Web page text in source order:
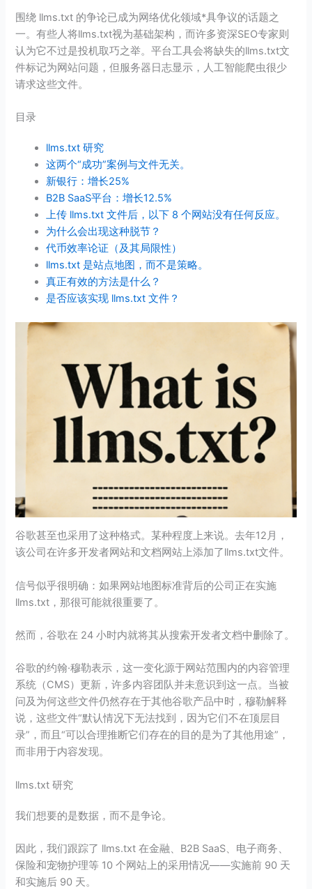
围绕 llms.txt 的争论已成为网络优化领域*具争议的话题之
一。有些人将llms.txt视为基础架构，而许多资深SEO专家则
认为它不过是投机取巧之举。平台工具会将缺失的llms.txt文
件标记为网站问题，但服务器日志显示，人工智能爬虫很少
请求这些文件。
目录
llms.txt 研究
这两个“成功”案例与文件无关。
新银行：增长25%
B2B SaaS平台：增长12.5%
上传 llms.txt 文件后，以下 8 个网站没有任何反应。
为什么会出现这种脱节？
代币效率论证（及其局限性）
llms.txt 是站点地图，而不是策略。
真正有效的方法是什么？
是否应该实现 llms.txt 文件？
谷歌甚至也采用了这种格式。某种程度上来说。去年12月，
该公司在许多开发者网站和文档网站上添加了llms.txt文件。
信号似乎很明确：如果网站地图标准背后的公司正在实施
llms.txt，那很可能就很重要了。
然而，谷歌在 24 小时内就将其从搜索开发者文档中删除了。
谷歌的约翰·穆勒表示，这一变化源于网站范围内的内容管理
系统（CMS）更新，许多内容团队并未意识到这一点。当被
问及为何这些文件仍然存在于其他谷歌产品中时，穆勒解释
说，这些文件“默认情况下无法找到，因为它们不在顶层目
录”，而且“可以合理推断它们存在的目的是为了其他用途”，
而非用于内容发现。
llms.txt 研究
我们想要的是数据，而不是争论。
因此，我们跟踪了 llms.txt 在金融、B2B SaaS、电子商务、
保险和宠物护理等 10 个网站上的采用情况——实施前 90 天
和实施后 90 天。